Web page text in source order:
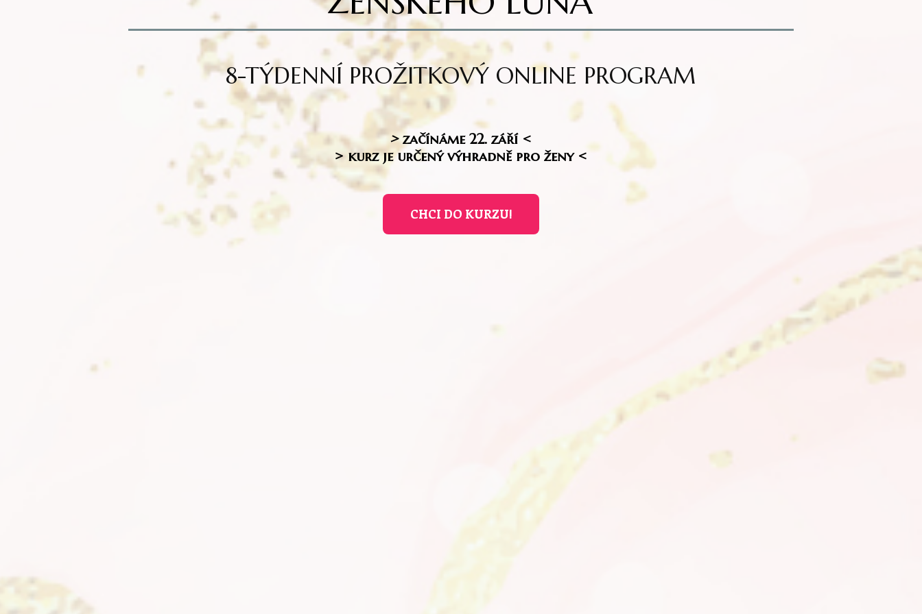
8-TÝDENNÍ PROŽITKOVÝ ONLINE PROGRAM
>začínáme 22. září <
> kurz je určený výhradně pro ženy <
CHCI DO KURZU!